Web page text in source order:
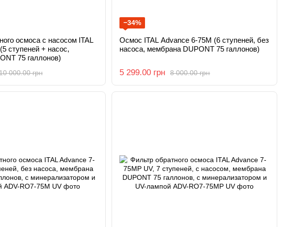
осмоса с насосом ITAL
ступеней + насос,
75 галлонов)
000.00 грн
−34%
Осмос ITAL Advance 6-75M (6 ступеней, без
насоса, мембрана DUPONT 75 галлонов)
8 000.00 грн
5 299.00 грн